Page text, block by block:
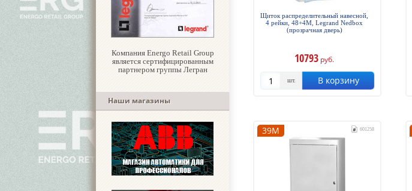
Компания Energo Retail Group
является сертифицированным
партнером группы Легран
Наши магазины
Щиток распределительный навесной,
4 рейки, 48+4М, Legrand Nedbox
(прозрачная дверь)
10793 руб.
шт. В корзину
39М 601258